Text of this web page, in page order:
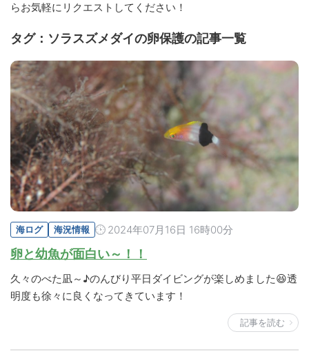
らお気軽にリクエストしてください！
タグ：ソラスズメダイの卵保護の記事一覧
海ログ 海況情報 2024年07月16日 16時00分
卵と幼魚が面白い～！！
久々のべた凪～♪のんびり平日ダイビングが楽しめました😆透
明度も徐々に良くなってきています！
記事を読む